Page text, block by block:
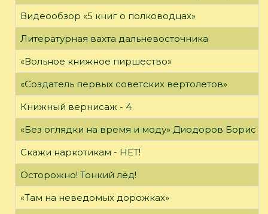
Видеообзор «5 книг о полководцах»
Литературная вахта дальневосточника
«Вольное книжное пиршество»
«Создатель первых советских вертолетов»
Книжный вернисаж - 4
«Без оглядки на время и моду» Диодоров Борис
Скажи наркотикам - НЕТ!
Осторожно! Тонкий лёд!
«Там на неведомых дорожках»